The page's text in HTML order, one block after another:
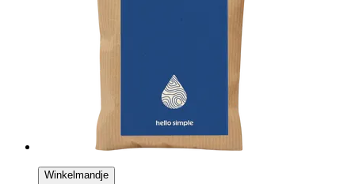
Winkelmandje